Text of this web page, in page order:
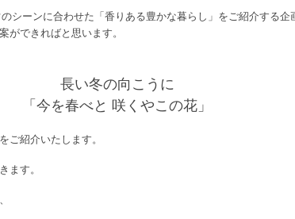
シーンに合わせた「香りある豊かな暮らし」をご紹介する企
ができればと思います。
長い冬の向こうに
「今を春べと 咲くやこの花」
ご紹介いたします。
ます。